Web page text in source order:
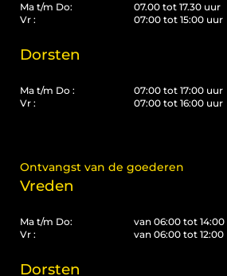
Ma t/m Do:
Vr :
07.00 tot 17.30 uur
07:00 tot 15:00 uur
Dorsten
Ma t/m Do :
Vr :
07:00 tot 17:00 uur
07:00 tot 16:00 uur
Ontvangst van de goederen
Vreden
Ma t/m Do:
Vr :
van 06:00 tot 14:00
van 06:00 tot 12:00
Dorsten